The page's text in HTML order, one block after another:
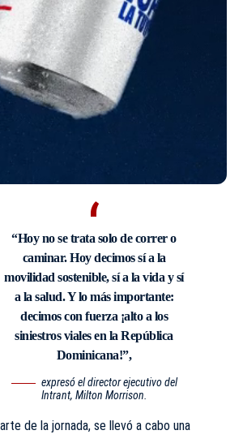
“Hoy no se trata solo de correr o
caminar. Hoy decimos sí a la
movilidad sostenible, sí a la vida y sí
a la salud. Y lo más importante:
decimos con fuerza ¡alto a los
siniestros viales en la República
Dominicana!”,
expresó el director ejecutivo del
Intrant, Milton Morrison.
de la jornada, se llevó a cabo una